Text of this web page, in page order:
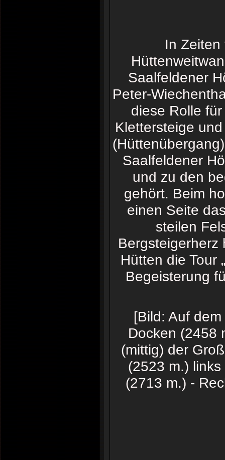
In Zeiten
Saalfeldener
Peter-
diese Rolle
Klettersteige
Saalfeldener
und zu den
gehört. Beim
einen Seite
steilen
Bergsteigerherz
Hütten die Tour
Begeisterung
[Bild: Auf
Docken (2458
(mittig) der
(2523 m.)
(2713 m.) -